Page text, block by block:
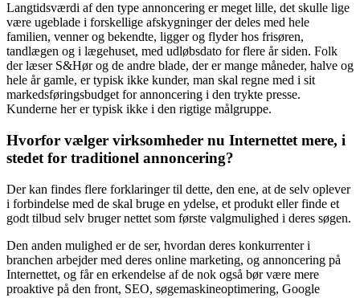
Langtidsværdi af den type annoncering er meget lille, det skulle lige
være ugeblade i forskellige afskygninger der deles med hele
familien, venner og bekendte, ligger og flyder hos frisøren,
tandlægen og i lægehuset, med udløbsdato for flere år siden. Folk
der læser S&Hør og de andre blade, der er mange måneder, halve og
hele år gamle, er typisk ikke kunder, man skal regne med i sit
markedsføringsbudget for annoncering i den trykte presse.
Kunderne her er typisk ikke i den rigtige målgruppe.
Hvorfor vælger virksomheder nu Internettet mere, i
stedet for traditionel annoncering?
Der kan findes flere forklaringer til dette, den ene, at de selv oplever
i forbindelse med de skal bruge en ydelse, et produkt eller finde et
godt tilbud selv bruger nettet som første valgmulighed i deres søgen.
Den anden mulighed er de ser, hvordan deres konkurrenter i
branchen arbejder med deres online marketing, og annoncering på
Internettet, og får en erkendelse af de nok også bør være mere
proaktive på den front, SEO, søgemaskineoptimering, Google